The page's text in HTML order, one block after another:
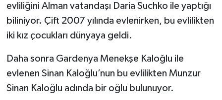
evliliğini Alman vatandaşı Daria Suchko ile yaptığı
biliniyor. Çift 2007 yılında evlenirken, bu evlilikten
iki kız çocukları dünyaya geldi.
Daha sonra Gardenya Menekşe Kaloğlu ile
evlenen Sinan Kaloğlu’nun bu evlilikten Munzur
Sinan Kaloğlu adında bir oğlu bulunuyor.